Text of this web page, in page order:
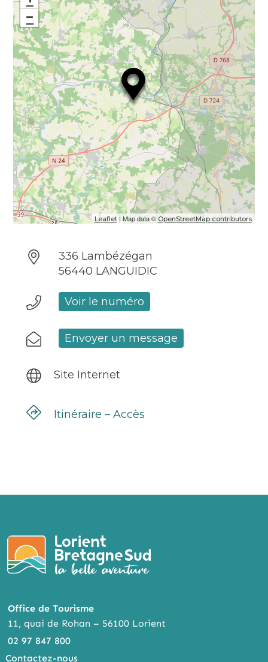
−
Leaflet| Map data © OpenStreetMap contributors
336 Lambézégan
56440 LANGUIDIC
Voir le numéro
Envoyer un message
Site Internet
Itinéraire – Accès
Office de Tourisme
11, quai de Rohan – 56100 Lorient
02 97 847 800
Contactez-nous